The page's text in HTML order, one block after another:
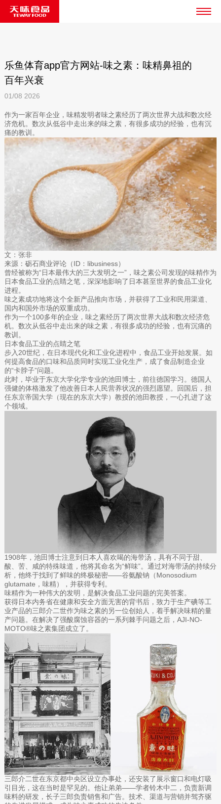
乐鱼体育app官方网站-味之素：味精鼻祖的
百年兴衰
01/08 2026
作为一家百年企业，味精发明者味之素经历了两次世界大战和数次经
济危机。数次从低谷中走出来的味之素，有很多成功的经验，也有沉
痛的教训。
文：张非
来源：砺石商业评论（ID：libusiness）
曾经被称为“日本最伟大的三大发明之一”，味之素公司发现的味精作为
日本食品工业的点睛之笔，深深地影响了日本甚至世界的食品工业化
进程。
味之素成功地将这个全新产品推向市场，并获得了工业和民用渠道、
国内和国外市场的双重成功。
作为一个100多年的企业，味之素经历了两次世界大战和数次经济危
机。数次从低谷中走出来的味之素，有很多成功的经验，也有沉痛的
教训。
日本食品工业的点睛之笔
步入20世纪，在日本现代化和工业化进程中，食品工业开始发展。如
何提高食品的口味和品质同时实现工业化生产，成了食品制造企业
的“卡脖子”问题。
此时，毕业于东京大学化学专业的池田博士，前往德国学习。德国人
强健的体格激发了他改善日本人民营养状况的强烈愿望。回国后，担
任东京帝国大学（现在的东京大学）教授的池田教授，一心扎进了这
个领域。
1908年，池田博士注意到日本人喜欢喝的海带汤，具有不同于甜、
酸、苦、咸的特殊味道，他将其命名为“鲜味”。通过对海带汤的持续分
析，他终于找到了鲜味的终极秘密——谷氨酸钠（Monosodium
glutamate，味精），并获得专利。
味精作为一种伟大的发明，是解决食品工业问题的完美答案。
获得日本内务省在健康和安全方面无害的背书后，致力于生产碘等工
业产品的三郎介二世作为味之素的另一位创始人，着手解决味精的量
产问题。在解决了强酸腐蚀容器的一系列棘手问题之后，AJI-NO-
MOTO®味之素集团成立了。
三郎介二世在东京都中央区设立办事处，还安装了展示窗口和电灯吸
引目光，这在当时是罕见的。他让弟弟——学者铃木中二，负责新调
味料的研发，长子三郎负责销售和广告。技术、渠道与营销并驾齐驱